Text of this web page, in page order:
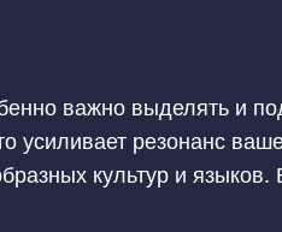
важно выделять и
усиливает резонанс
культур и